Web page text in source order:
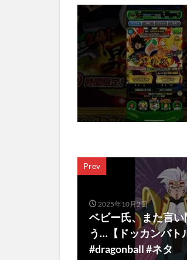
Prev
2025年10月2日
ベビー氏、また言い
う…【ドッカンバト
#dragonball #ネタ